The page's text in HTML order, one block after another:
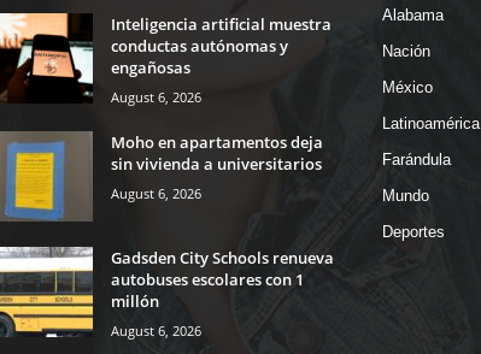
Inteligencia artificial muestra
conductas autónomas y
engañosas
August 6, 2026
Moho en apartamentos deja
sin vivienda a universitarios
August 6, 2026
Gadsden City Schools renueva
autobuses escolares con 1
millón
August 6, 2026
Alabama
Nación
México
Latinoamérica
Farándula
Mundo
Deportes